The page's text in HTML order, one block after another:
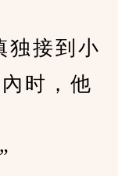
接到小
时，他